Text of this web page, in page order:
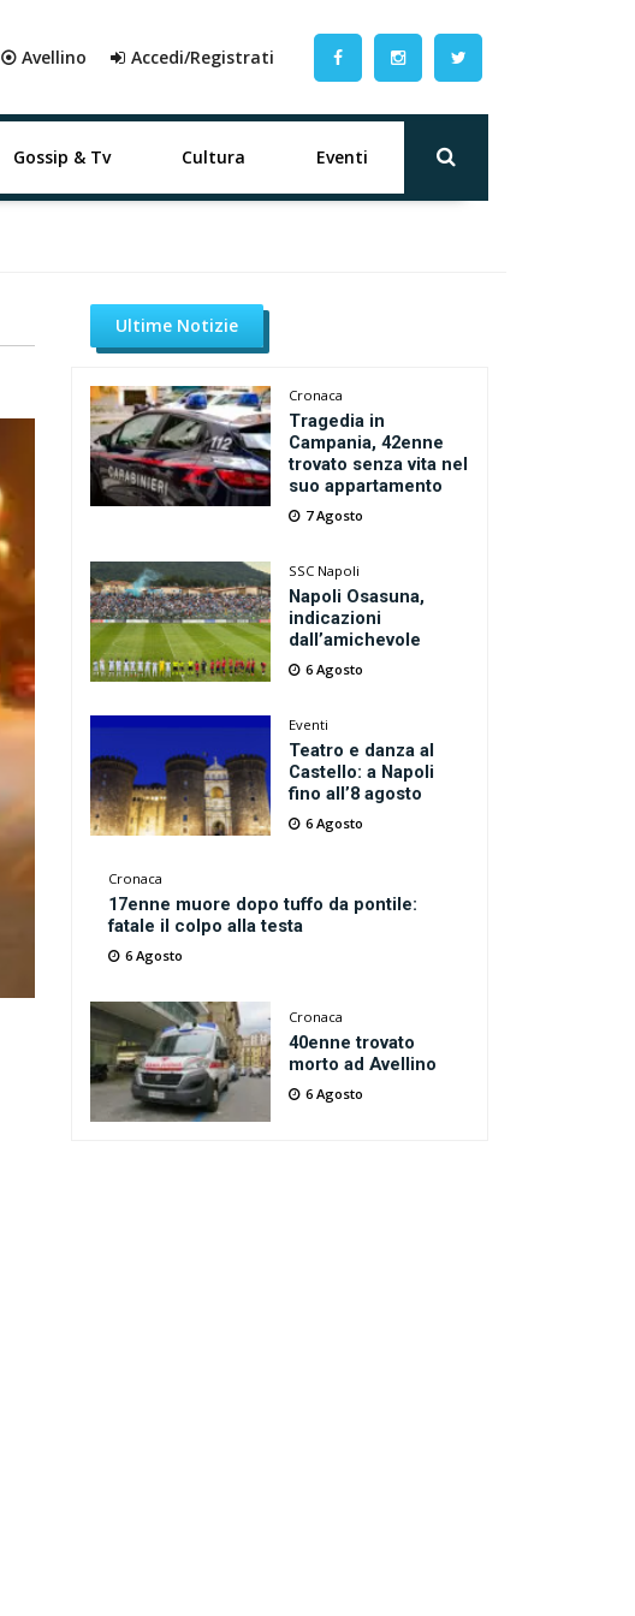
⦿ Avellino Accedi/Registrati
Gossip & Tv Cultura Eventi
Ultime Notizie
Cronaca
Tragedia in
Campania, 42enne
trovato senza vita nel
suo appartamento
7 Agosto
SSC Napoli
Napoli Osasuna,
indicazioni
dall’amichevole
6 Agosto
Eventi
Teatro e danza al
Castello: a Napoli
fino all’8 agosto
6 Agosto
Cronaca
17enne muore dopo tuffo da pontile:
fatale il colpo alla testa
6 Agosto
Cronaca
40enne trovato
morto ad Avellino
6 Agosto